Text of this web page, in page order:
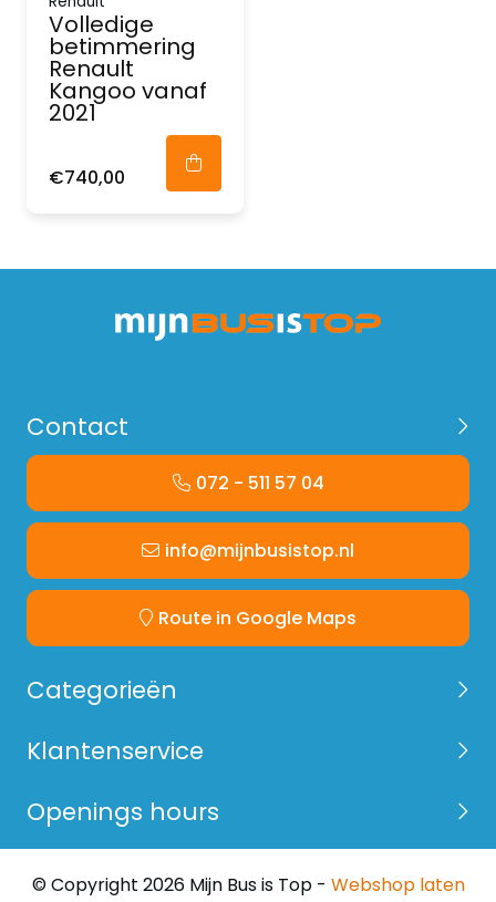
Volledige
betimmering
Renault
Kangoo vanaf
2021
€740,00
Contact
072 - 511 57 04
info@mijnbusistop.nl
Route in Google Maps
Categorieën
Klantenservice
Openings hours
© Copyright 2026 Mijn Bus is Top - Webshop laten